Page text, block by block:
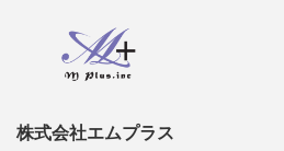
株式会社エムプラス